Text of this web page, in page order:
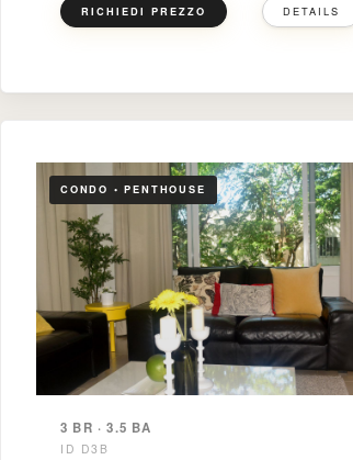
RICHIEDI PREZZO DETAILS
CONDO • PENTHOUSE
3 BR · 3.5 BA
ID D3B